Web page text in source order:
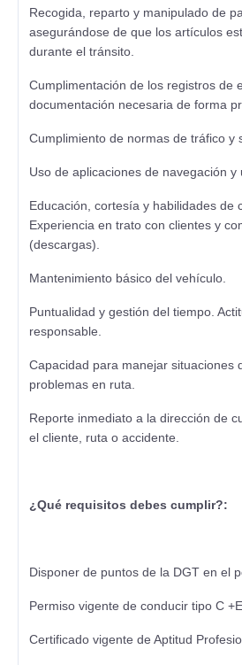
Recogida, reparto y manipulado de
asegurándose de que los artículos
durante el tránsito.
Cumplimentación de los registros de
documentación necesaria de forma
Cumplimiento de normas de tráfico y
Uso de aplicaciones de navegación y
Educación, cortesía y habilidades de
Experiencia en trato con clientes y
(descargas).
Mantenimiento básico del vehículo.
Puntualidad y gestión del tiempo.
responsable.
Capacidad para manejar situaciones
problemas en ruta.
Reporte inmediato a la dirección de
el cliente, ruta o accidente.
¿Qué requisitos debes cumplir?:
Disponer de puntos de la DGT en el
Permiso vigente de conducir tipo C +E
Certificado vigente de Aptitud